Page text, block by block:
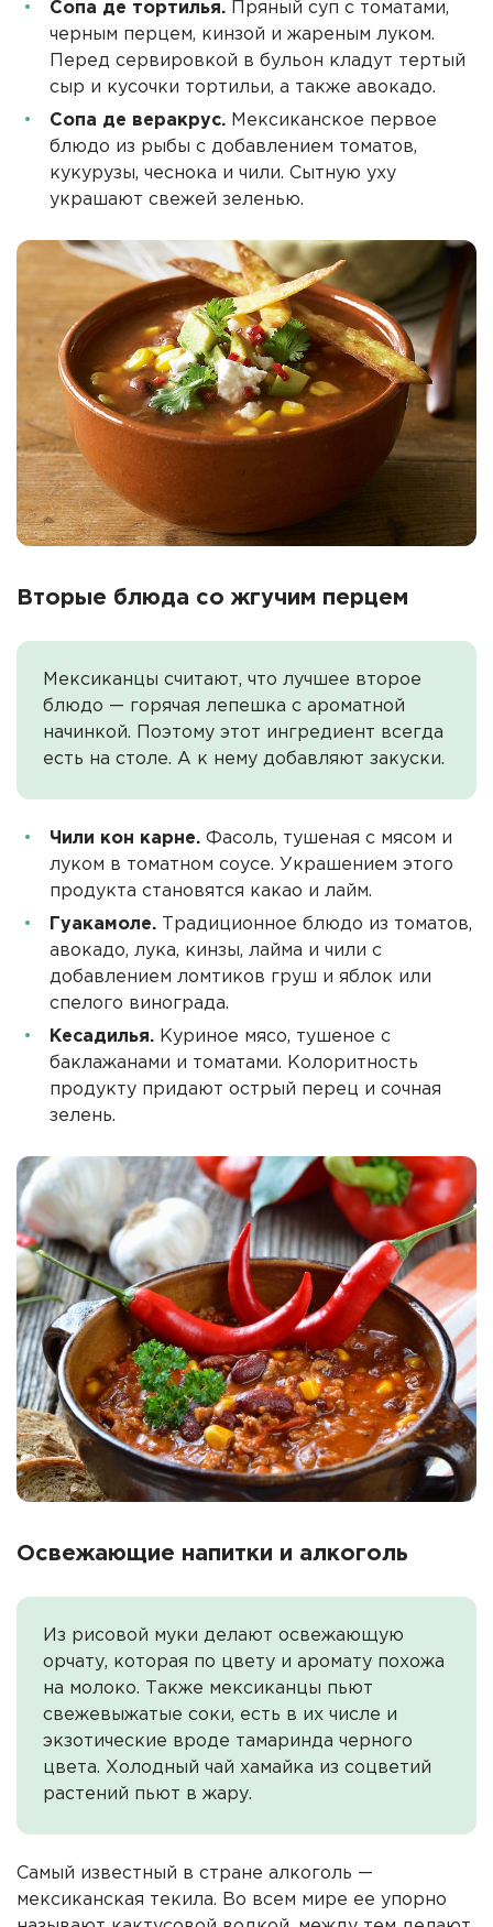
Сопа де тортилья. Пряный суп с томатами,
черным перцем, кинзой и жареным луком.
Перед сервировкой в бульон кладут тертый
сыр и кусочки тортильи, а также авокадо.
Сопа де веракрус. Мексиканское первое
блюдо из рыбы с добавлением томатов,
кукурузы, чеснока и чили. Сытную уху
украшают свежей зеленью.
Вторые блюда со жгучим перцем
Мексиканцы считают, что лучшее второе
блюдо — горячая лепешка с ароматной
начинкой. Поэтому этот ингредиент всегда
есть на столе. А к нему добавляют закуски.
Чили кон карне. Фасоль, тушеная с мясом и
луком в томатном соусе. Украшением этого
продукта становятся какао и лайм.
Гуакамоле. Традиционное блюдо из томатов,
авокадо, лука, кинзы, лайма и чили с
добавлением ломтиков груш и яблок или
спелого винограда.
Кесадилья. Куриное мясо, тушеное с
баклажанами и томатами. Колоритность
продукту придают острый перец и сочная
зелень.
Освежающие напитки и алкоголь
Из рисовой муки делают освежающую
орчату, которая по цвету и аромату похожа
на молоко. Также мексиканцы пьют
свежевыжатые соки, есть в их числе и
экзотические вроде тамаринда черного
цвета. Холодный чай хамайка из соцветий
растений пьют в жару.
Самый известный в стране алкоголь —
мексиканская текила. Во всем мире ее упорно